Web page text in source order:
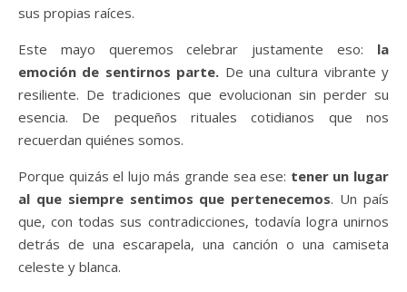
sus propias raíces.
Este mayo queremos celebrar justamente eso: la
emoción de sentirnos parte. De una cultura vibrante y
resiliente. De tradiciones que evolucionan sin perder su
esencia. De pequeños rituales cotidianos que nos
recuerdan quiénes somos.
Porque quizás el lujo más grande sea ese: tener un lugar
al que siempre sentimos que pertenecemos. Un país
que, con todas sus contradicciones, todavía logra unirnos
detrás de una escarapela, una canción o una camiseta
celeste y blanca.